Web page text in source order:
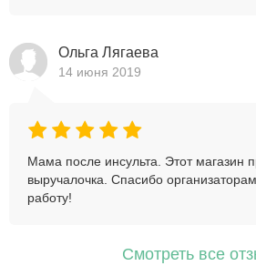
Ольга Лягаева
14 июня 2019
Мама после инсульта. Этот магазин
выручалочка. Спасибо
работу!
Cмотреть все